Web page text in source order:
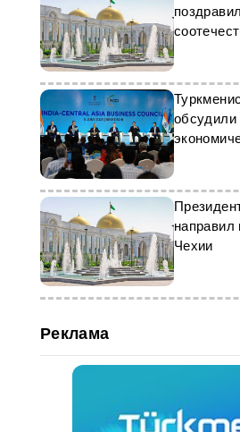
поздравил
защиты
обсудили
совете
направил
Чехии
Реклама